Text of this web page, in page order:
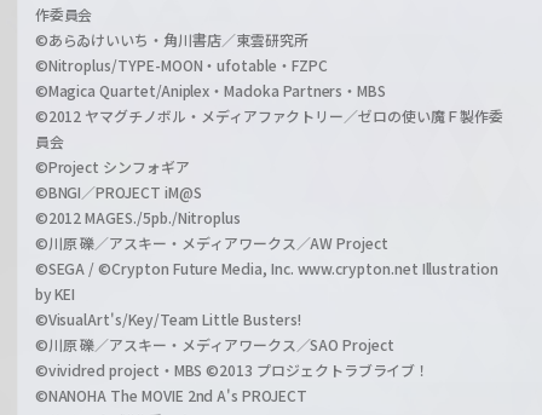
作委員会
©あらゐけいいち・角川書店／東雲研究所
©Nitroplus/TYPE-MOON・ufotable・FZPC
©Magica Quartet/Aniplex・Madoka Partners・MBS
©2012 ヤマグチノボル・メディアファクトリー／ゼロの使い魔Ｆ製作委
員会
©Project シンフォギア
©BNGI／PROJECT iM@S
©2012 MAGES./5pb./Nitroplus
©川原 礫／アスキー・メディアワークス／AW Project
©SEGA / ©Crypton Future Media, Inc. www.crypton.net Illustration
by KEI
©VisualArt's/Key/Team Little Busters!
©川原 礫／アスキー・メディアワークス／SAO Project
©vividred project・MBS ©2013 プロジェクトラブライブ！
©NANOHA The MOVIE 2nd A's PROJECT